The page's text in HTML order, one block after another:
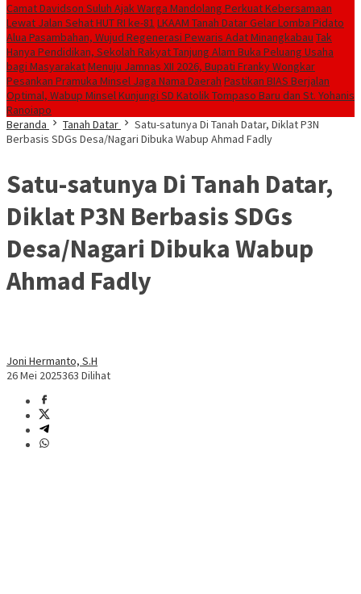
Camat Davidson Suluh Ajak Warga Mandolang Perkuat Kebersamaan
Lewat Jalan Sehat HUT RI ke-81 LKAAM Tanah Datar Gelar Lomba Pidato
Alua Pasambahan, Wujud Regenerasi Pewaris Adat Minangkabau Tak
Hanya Pendidikan, Sekolah Rakyat Tanjung Alam Buka Peluang Usaha
bagi MasyarakatMenuju Jamnas XII 2026, Bupati Franky Wongkar
Pesankan Pramuka Minsel Jaga Nama Daerah Pastikan BIAS Berjalan
Optimal, Wabup Minsel Kunjungi SD Katolik Tompaso Baru dan St. Yohanis
Ranoiapo
Beranda
Tanah Datar
Satu-satunya Di Tanah Datar, Diklat P3N
Berbasis SDGs Desa/Nagari Dibuka Wabup Ahmad Fadly
Satu-satunya Di Tanah Datar,
Diklat P3N Berbasis SDGs
Desa/Nagari Dibuka Wabup
Ahmad Fadly
Joni Hermanto, S.H
26 Mei 2025363 Dilihat